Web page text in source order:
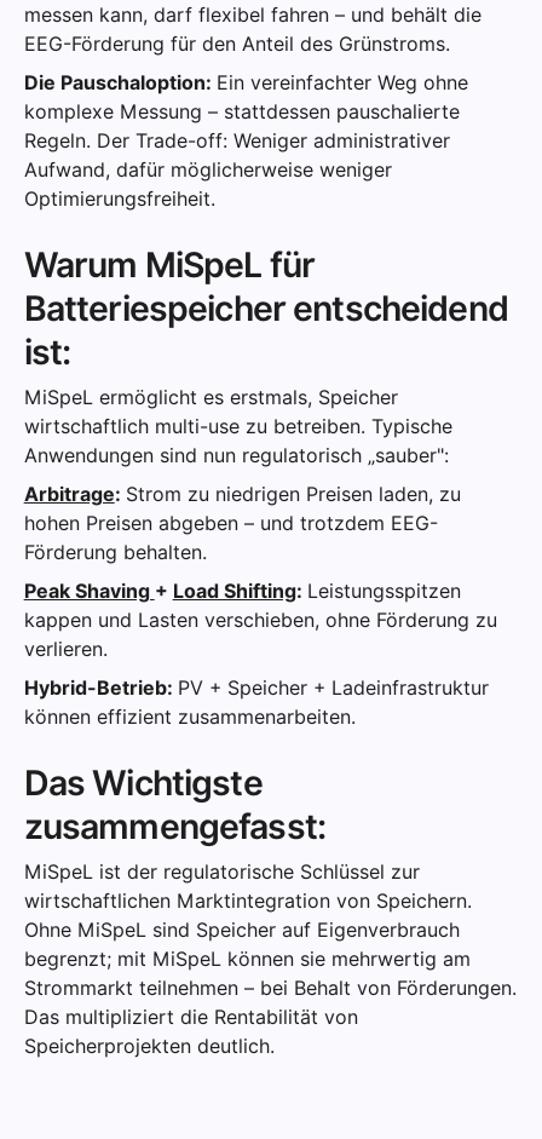
messen kann, darf flexibel fahren – und behält die
EEG-Förderung für den Anteil des Grünstroms.
Die Pauschaloption: Ein vereinfachter Weg ohne
komplexe Messung – stattdessen pauschalierte
Regeln. Der Trade-off: Weniger administrativer
Aufwand, dafür möglicherweise weniger
Optimierungsfreiheit.
Warum MiSpeL für
Batteriespeicher entscheidend
ist:
MiSpeL ermöglicht es erstmals, Speicher
wirtschaftlich multi-use zu betreiben. Typische
Anwendungen sind nun regulatorisch „sauber":
Arbitrage: Strom zu niedrigen Preisen laden, zu
hohen Preisen abgeben – und trotzdem EEG-
Förderung behalten.
Peak Shaving + Load Shifting: Leistungsspitzen
kappen und Lasten verschieben, ohne Förderung zu
verlieren.
Hybrid-Betrieb: PV + Speicher + Ladeinfrastruktur
können effizient zusammenarbeiten.
Das Wichtigste
zusammengefasst:
MiSpeL ist der regulatorische Schlüssel zur
wirtschaftlichen Marktintegration von Speichern.
Ohne MiSpeL sind Speicher auf Eigenverbrauch
begrenzt; mit MiSpeL können sie mehrwertig am
Strommarkt teilnehmen – bei Behalt von Förderungen.
Das multipliziert die Rentabilität von
Speicherprojekten deutlich.